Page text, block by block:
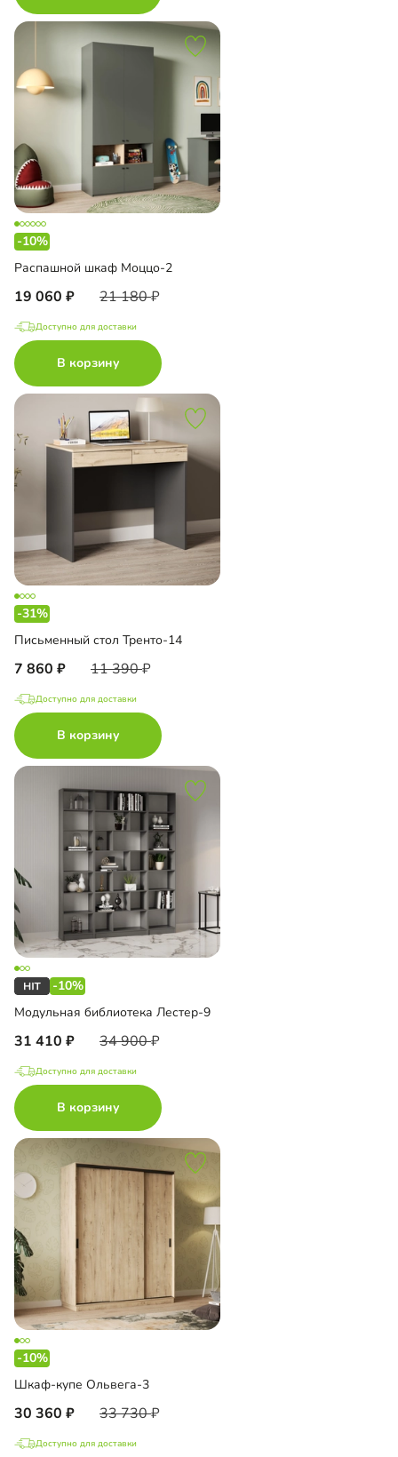
-10%
Распашной шкаф Моццо-2
19 060 21 180
Доступно для доставки
В корзину
-31%
Письменный стол Тренто-14
7 860 11 390
Доступно для доставки
В корзину
-10%
Модульная библиотека Лестер-9
31 410 34 900
Доступно для доставки
В корзину
-10%
Шкаф-купе Ольвега-3
30 360 33 730
Доступно для доставки